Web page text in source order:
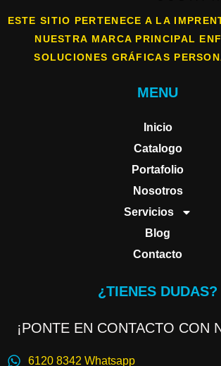
ESTE SITIO PERTENECE A LA
NUESTRA MARCA PRINCIPAL
SOLUCIONES GRÁFICAS
MENU
Inicio
Catalogo
Portafolio
Nosotros
Servicios
Blog
Contacto
¿TIENES DUDAS?
¡PONTE EN CONTACTO CON
6120 8342 Whatsapp